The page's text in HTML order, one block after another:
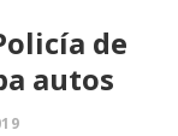
de
autos